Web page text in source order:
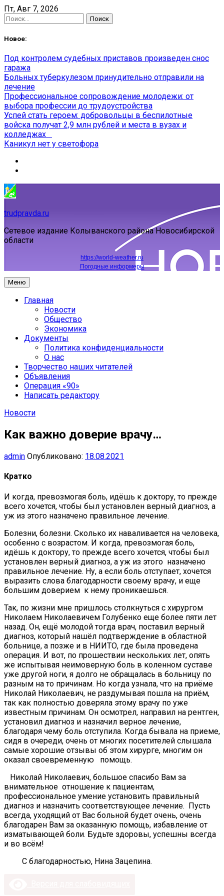
Skip
to
content
Пт, Авг 7, 2026
Найти:
Новое:
Под контролем судебных приставов произведен снос
гаража
Больных туберкулезом принудительно отправили на
лечение
Профессиональное сопровождение молодежи: от
выбора профессии до трудоустройства
Успей стать героем: добровольцы в беспилотные
войска получат 2,9 млн рублей и места в вузах и
колледжах
Каникул нет у светофора
trudpravda.ru
Сетевое издание Колыванского района Новосибирской
области
https://world-weather.ru
Погодные информеры
Меню
Главная
Новости
Общество
Экономика
Документы
Политика конфиденциальности
О нас
Творчество наших читателей
Объявления
Операция «90»
Написать редактору
Новости
Как важно доверие врачу…
admin Опубликовано: 18.08.2021
Кратко
И когда, превозмогая боль, идёшь к доктору, то прежде
всего хочется, чтобы был установлен верный диагноз, а
уж из этого назначено правильное лечение.
Болезни, болезни. Сколько их наваливается на человека,
особенно с возрастом. И когда, превозмогая боль,
идёшь к доктору, то прежде всего хочется, чтобы был
установлен верный диагноз, а уж из этого назначено
правильное лечение. Ну, а если боль отступает, хочется
выразить слова благодарности своему врачу, и еще
большим доверием к нему проникаешься.
Так, по жизни мне пришлось столкнуться с хирургом
Николаем Николаевичем Голубенко еще более пяти лет
назад. Он, ещё молодой тогда врач, поставил верный
диагноз, который нашёл подтверждение в областной
больнице, а позже и в НИИТО, где была проведена
операция. И вот, по прошествии нескольких лет, опять
же испытывая неимоверную боль в коленном суставе
уже другой ноги, я долго не обращалась в больницу по
разным на то причинам. Но когда узнала, что на приёме
Николай Николаевич, не раздумывая пошла на приём,
так как полностью доверяла этому врачу по уже
известным причинам. Он осмотрел, направил на рентген,
установил диагноз и назначил верное лечение,
благодаря чему боль отступила. Когда бывала на приеме,
сидя в очереди, очень от многих посетителей слышала
самые хорошие отзывы об этом хирурге, многим он
оказал своевременную помощь.
Николай Николаевич, большое спасибо Вам за
внимательное отношение к пациентам,
профессиональное умение установить правильный
диагноз и назначить соответствующее лечение. Пусть
всегда, уходящий от Вас больной будет очень, очень
благодарен Вам за оказанную помощь, избавление от
изматывающей боли. Будьте здоровы, успешны всегда
и во всём!
С благодарностью, Нина Зацепина.